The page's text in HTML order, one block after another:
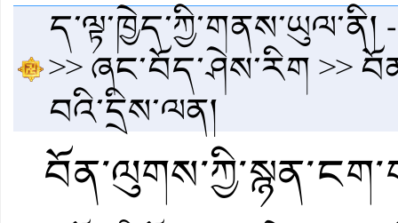
ད་ལྟ་ཁྱེད་ཀྱི་གནས་ཡུལ་ནི།
>>ཞང་བོད་ཤེས་རིག>>
བའི་དྲིས་ལན།